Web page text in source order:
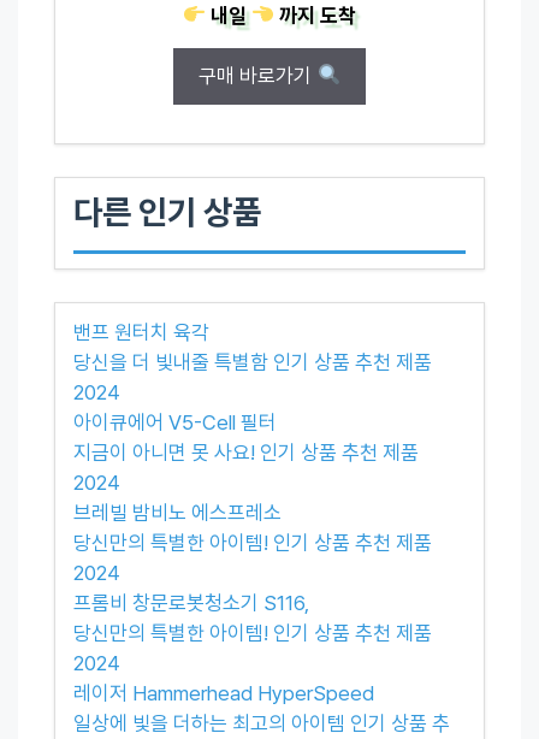
내일
까지도착
구매 바로가기
다른 인기 상품
밴프 원터치 육각
당신을 더 빛내줄 특별함 인기 상품 추천 제품
2024
아이큐에어 V5-Cell 필터
지금이 아니면 못 사요! 인기 상품 추천 제품
2024
브레빌 밤비노 에스프레소
당신만의 특별한 아이템! 인기 상품 추천 제품
2024
프롬비 창문로봇청소기 S116,
당신만의 특별한 아이템! 인기 상품 추천 제품
2024
레이저 Hammerhead HyperSpeed
일상에 빛을 더하는 최고의 아이템 인기 상품 추